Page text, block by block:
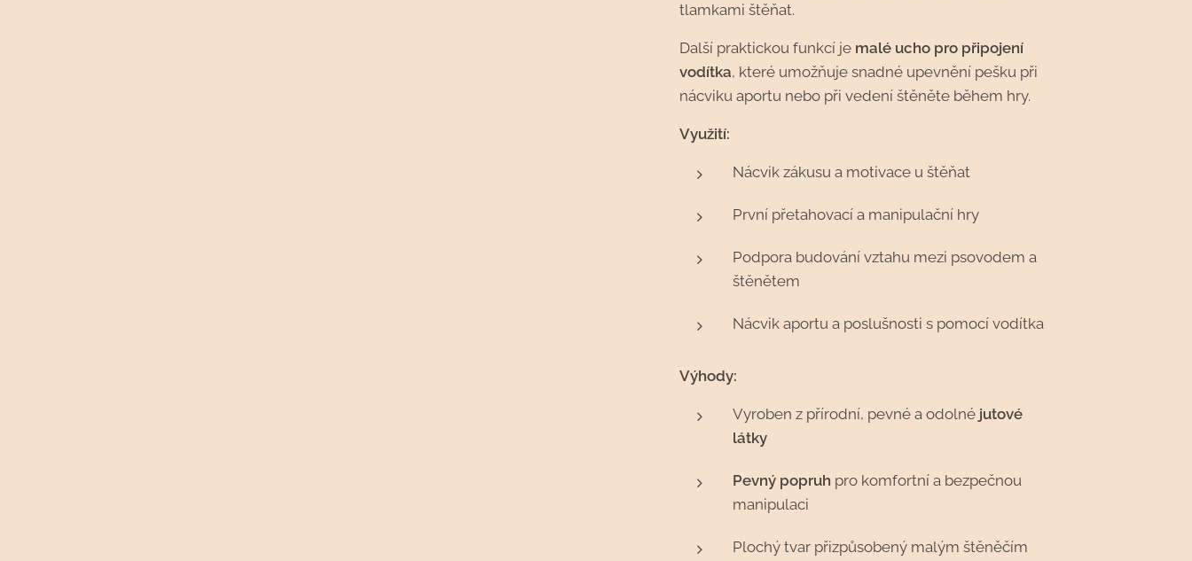
tlamkami štěňat.
Další praktickou funkcí je malé ucho pro připojení
vodítka, které umožňuje snadné upevnění pešku při
nácviku aportu nebo při vedení štěněte během hry.
Využití:
Nácvik zákusu a motivace u štěňat
První přetahovací a manipulační hry
Podpora budování vztahu mezi psovodem a
štěnětem
Nácvik aportu a poslušnosti s pomocí vodítka
Výhody:
Vyroben z přírodní, pevné a odolné jutové
látky
Pevný popruh pro komfortní a bezpečnou
manipulaci
Plochý tvar přizpůsobený malým štěněčím